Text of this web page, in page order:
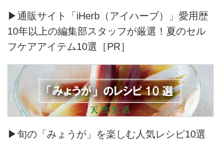
▶通販サイト「iHerb（アイハーブ）」愛用歴
10年以上の編集部スタッフが厳選！夏のセル
フケアアイテム10選［PR］
▶旬の「みょうが」を楽しむ人気レシピ10選